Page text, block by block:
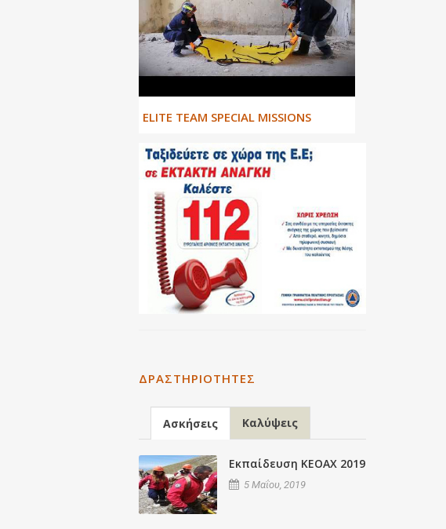
ΕLITE TEAM SPECIAL MISSIONS
ΔΡΑΣΤΗΡΙΌΤΗΤΕΣ
Ασκήσεις Καλύψεις
Εκπαίδευση ΚΕΟΑΧ 2019
5 Μαΐου, 2019